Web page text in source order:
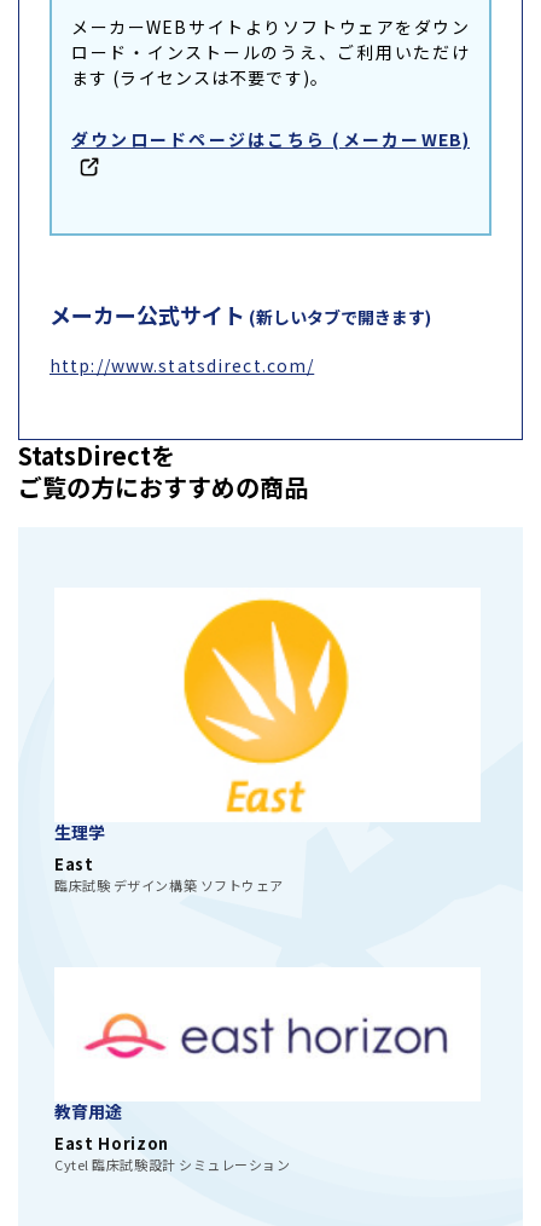
メーカーWEBサイトよりソフトウェアをダウン
ロード・インストールのうえ、ご利用いただけ
ます (ライセンスは不要です)。
ダウンロードページはこちら (メーカーWEB)
メーカー公式サイト (新しいタブで開きます)
http://www.statsdirect.com/
StatsDirectを
ご覧の方におすすめの商品
生理学
East
臨床試験 デザイン構築 ソフトウェア
教育用途
East Horizon
Cytel 臨床試験設計 シミュレーション